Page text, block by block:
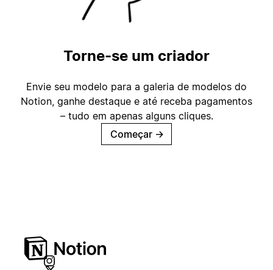
Torne-se um criador
Envie seu modelo para a galeria de modelos do
Notion, ganhe destaque e até receba pagamentos
– tudo em apenas alguns cliques.
Começar →